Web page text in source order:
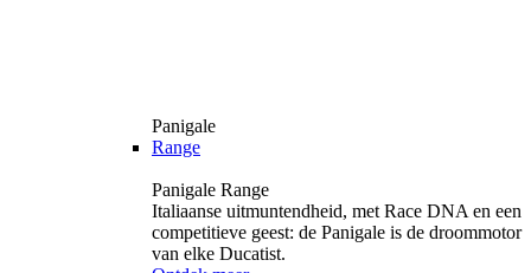
Panigale
Range
Panigale Range
Italiaanse uitmuntendheid, met Race DNA en een
competitieve geest: de Panigale is de droommotor
van elke Ducatist.